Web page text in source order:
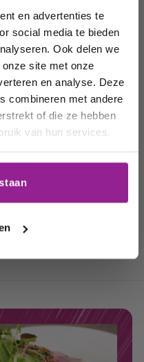
en advertenties te
social media te bieden
Ook delen we
site met onze
en analyse. Deze
combineren met andere
of die ze hebben
van hun services.
Biologische
wijn
op de
acties,
en uw